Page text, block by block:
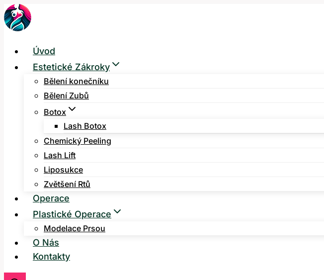
Přeskočit
na
Úvod
Estetické Zákroky
Bělení konečníku
Bělení Zubů
Botox
Lash Botox
Chemický Peeling
Lash Lift
Liposukce
Zvětšení Rtů
Operace
Plastické Operace
Modelace Prsou
O Nás
Kontakty